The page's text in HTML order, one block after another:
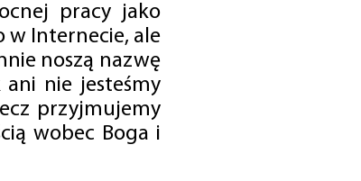
pracy jako
w Internecie, ale
noszą nazwę
nie jesteśmy
przyjmujemy
wobec Boga i